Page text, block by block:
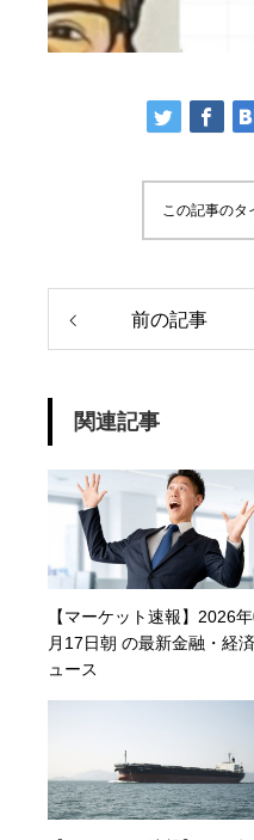
この記事のタ
前の記事
関連記事
【マーケット速報】2026
月17日朝 の最新金融・経
ュース